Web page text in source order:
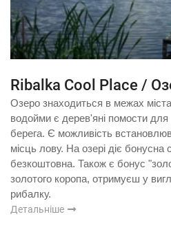
Ribalka Cool Place /
Озеро знаходиться в межах
водойми є дерев'яні помости
берега. Є можливість
місць лову. На озері діє
безкоштовна. Також є бонус
золотого коропа, отримуєш у
рибалку.
Детальніше